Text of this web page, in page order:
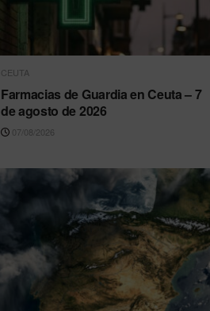
CEUTA
Farmacias de Guardia en Ceuta – 7
de agosto de 2026
07/08/2026